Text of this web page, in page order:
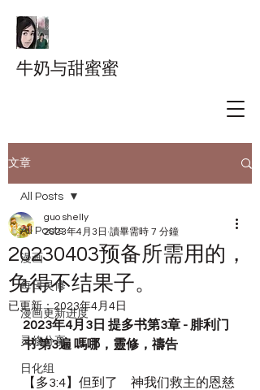
牛奶与甜蜜蜜
文章
All Posts
漫画
每日灵修
漫画更新进度
灵修分享
日化组
All Posts
20230403预备所需用的，
免得不结果子。
guo shelly
2023年4月3日 讀畢需時 7 分鐘
已更新：2023年4月4日
2023年4月3日 提多书第3章 - 腓利门
书 第3遍 嗎哪，靈修，禱告
【多3:4】但到了　神我们救主的恩慈